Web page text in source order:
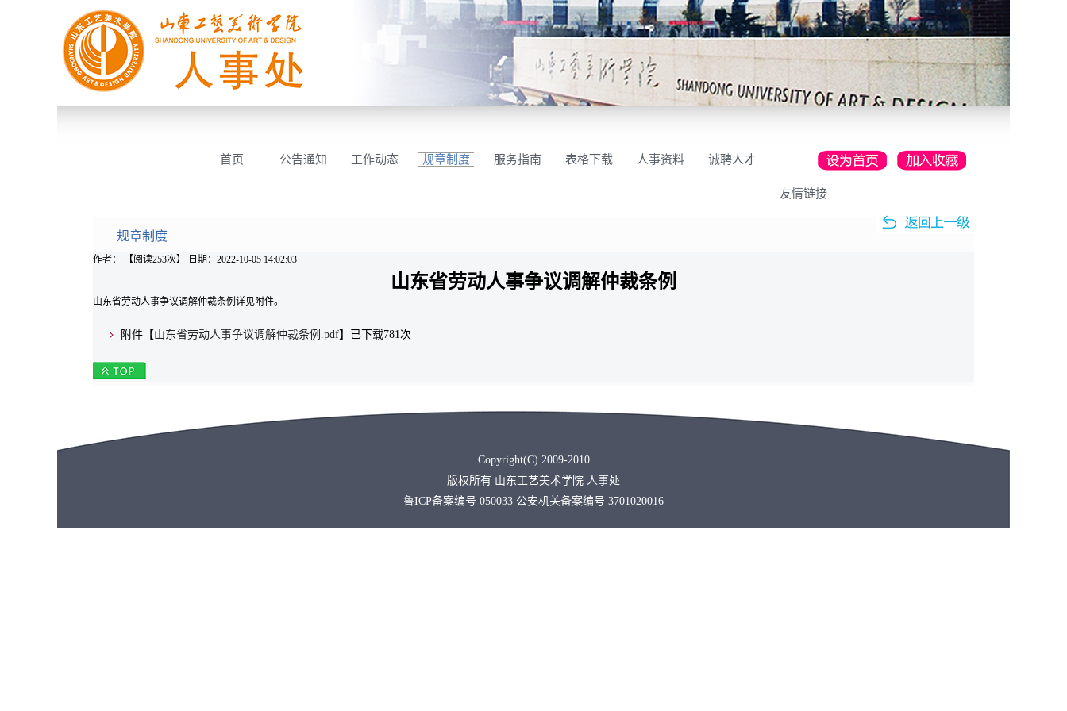
首页 公告通知 工作动态 规章制度 服务指南 表格下载 人事资料 诚聘人才
友情链接
规章制度
作者： 【阅读253次】 日期：2022-10-05 14:02:03
山东省劳动人事争议调解仲裁条例
山东省劳动人事争议调解仲裁条例详见附件。
附件【山东省劳动人事争议调解仲裁条例.pdf】已下载781次
Copyright(C) 2009-2010
版权所有 山东工艺美术学院 人事处
鲁ICP备案编号 050033 公安机关备案编号 3701020016